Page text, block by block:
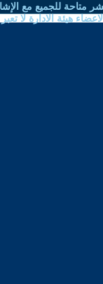
متاحة للجميع مع
هيئة الادارة لا